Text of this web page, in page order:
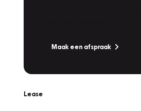
Maak een afspraak
Lease